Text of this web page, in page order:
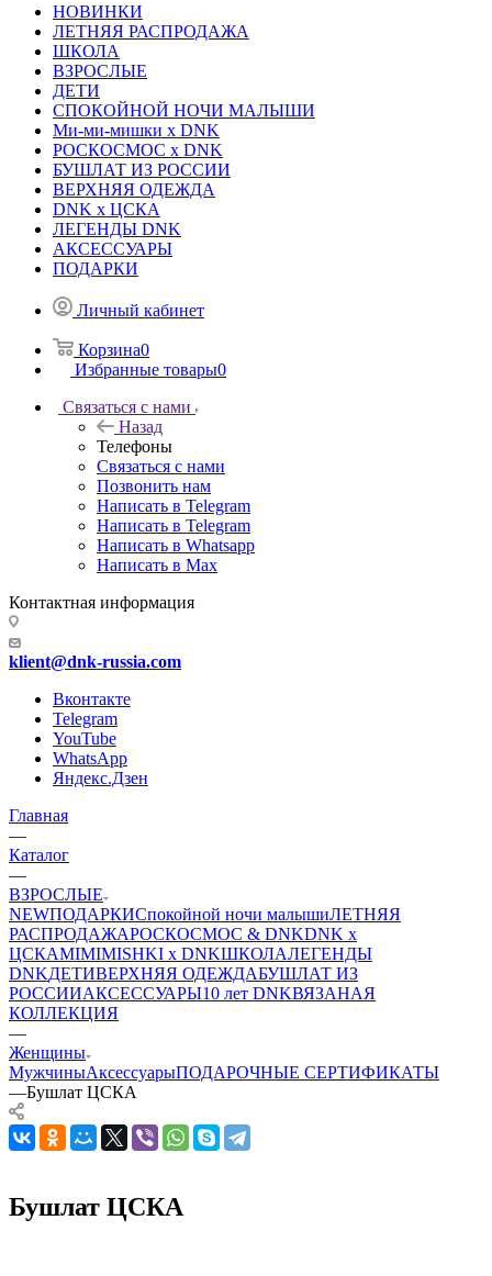
НОВИНКИ
ЛЕТНЯЯ РАСПРОДАЖА
ШКОЛА
ВЗРОСЛЫЕ
ДЕТИ
СПОКОЙНОЙ НОЧИ МАЛЫШИ
Ми-ми-мишки x DNK
РОСКОСМОС x DNK
БУШЛАТ ИЗ РОССИИ
ВЕРХНЯЯ ОДЕЖДА
DNK x ЦСКА
ЛЕГЕНДЫ DNK
АКСЕССУАРЫ
ПОДАРКИ
Личный кабинет
Корзина0
Избранные товары0
Связаться с нами
Назад
Телефоны
Связаться с нами
Позвонить нам
Написать в Telegram
Написать в Telegram
Написать в Whatsapp
Написать в Max
Контактная информация
klient@dnk-russia.com
Вконтакте
Telegram
YouTube
WhatsApp
Яндекс.Дзен
Главная
—
Каталог
—
ВЗРОСЛЫЕ
NEWПОДАРКИСпокойной ночи малышиЛЕТНЯЯ
РАСПРОДАЖАРОСКОСМОС & DNKDNK x
ЦСКАMIMIMISHKI x DNKШКОЛАЛЕГЕНДЫ
DNKДЕТИВЕРХНЯЯ ОДЕЖДАБУШЛАТ ИЗ
РОССИИАКСЕССУАРЫ10 лет DNKВЯЗАНАЯ
КОЛЛЕКЦИЯ
—
Женщины
МужчиныАксессуарыПОДАРОЧНЫЕ СЕРТИФИКАТЫ
—Бушлат ЦСКА
Бушлат ЦСКА